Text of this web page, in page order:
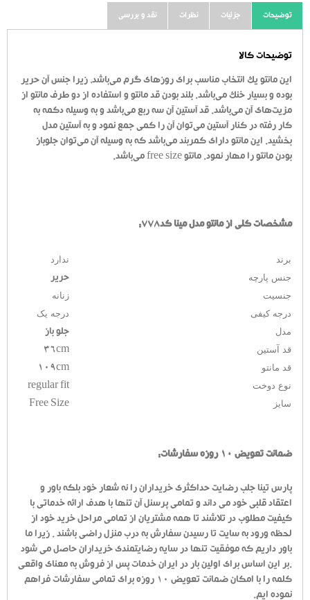
توضیحات جزئیات نظرات نقد و بررسی
توضیحات کالا
این مانتو یک انتخاب مناسب برای روزهای گرم می‌باشد، زیرا جنس آن حریر
بوده و بسیار خنک می‌باشد. بلند بودن قد مانتو و استفاده از دو طرف مانتو از
مزیت‌های آن می‌باشد. قد آستین آن سه ربع می‌باشد و به وسیله دکمه به
کار رفته در کنار آستین می‌توان آن را کمی جمع نمود و به آستین مدل
بخشید. این مانتو دارای کمربند می‌باشد که به وسیله آن می‌توان جلوباز
بودن مانتو را مهار نمود. مانتو free size می‌باشد.
مشخصات کلی از مانتو مدل مینا کد778:
برند
ندارد
جنس پارچه
حریر
جنسیت
زنانه
درجه کیفی
درجه یک
مدل
جلو باز
قد آستین
36cm
قد مانتو
109cm
نوع دوخت
regular fit
سایز
Free Size
ضمانت تعویض 10 روزه سفارشات:
پارس تینا جلب رضایت حداکثری خریداران را نه شعار خود بلکه باور و
اعتقاد قلبی خود می داند و تمامی پرسنل آن تنها با هدف ارائه خدماتی با
کیفیت مطلوب در تلاشند تا همه مشتریان از تمامی مراحل خرید خود از
لحظه ورود به سایت تا رسیدن سفارش به درب منزل راضی باشند . زیرا ما
باور داریم که موفقیت تنها در سایه رضایتمندی خریداران حاصل می شود
.بر این اساس برای اولین بار در ایران خدمات پس از فروش به معنای واقعی
کلمه را با امکان ضمانت تعویض 10 روزه برای تمامی سفارشات فراهم
نموده ایم.